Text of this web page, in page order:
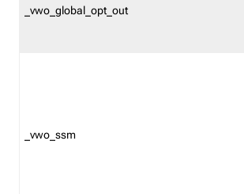
_vwo_global_opt_out
_vwo_ssm